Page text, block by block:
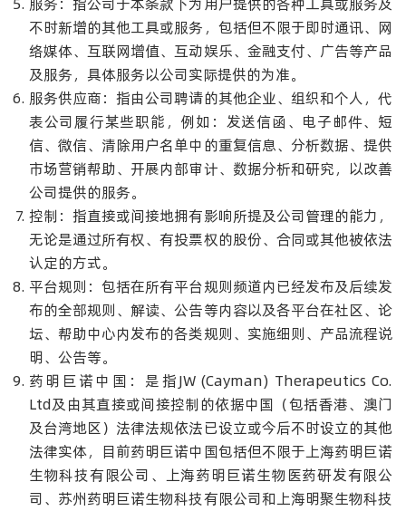
不时新增的其他工具或服务，包括但不限于即时通讯、网
络媒体、互联网增值、互动娱乐、金融支付、广告等产品
及服务，具体服务以公司实际提供的为准。
服务供应商：指由公司聘请的其他企业、组织和个人，代
表公司履行某些职能，例如：发送信函、电子邮件、短
信、微信、清除用户名单中的重复信息、分析数据、提供
市场营销帮助、开展内部审计、数据分析和研究，以改善
公司提供的服务。
控制：指直接或间接地拥有影响所提及公司管理的能力，
无论是通过所有权、有投票权的股份、合同或其他被依法
认定的方式。
平台规则：包括在所有平台规则频道内已经发布及后续发
布的全部规则、解读、公告等内容以及各平台在社区、论
坛、帮助中心内发布的各类规则、实施细则、产品流程说
明、公告等。
药明巨诺中国：是指JW (Cayman) Therapeutics Co.
Ltd及由其直接或间接控制的依据中国（包括香港、澳门
及台湾地区）法律法规依法已设立或今后不时设立的其他
法律实体，目前药明巨诺中国包括但不限于上海药明巨诺
生物科技有限公司、上海药明巨诺生物医药研发有限公
司、苏州药明巨诺生物科技有限公司和上海明聚生物科技